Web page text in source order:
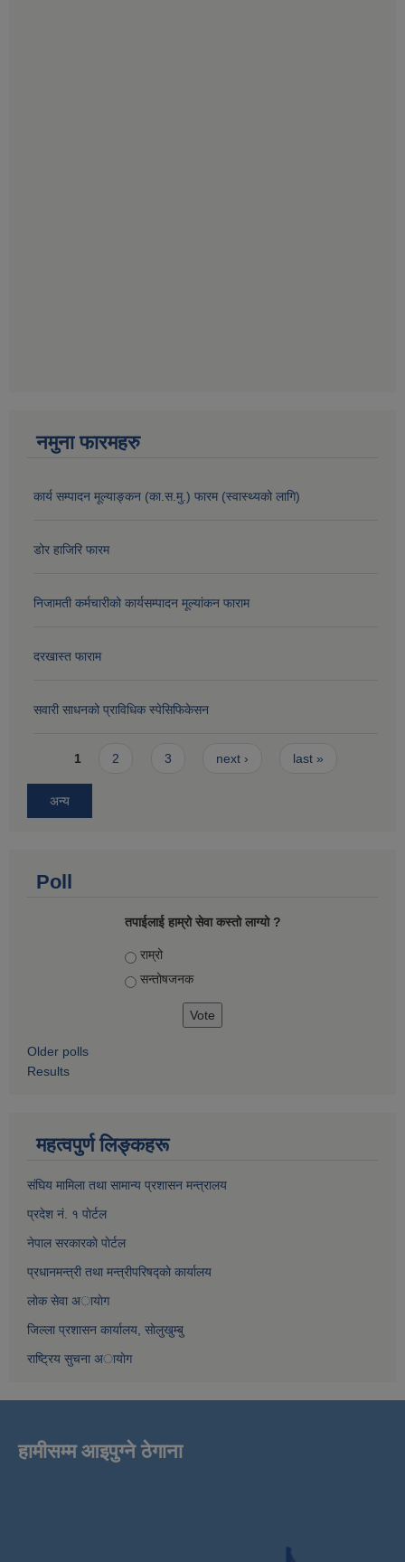
नमुना फारमहरु
कार्य सम्पादन मूल्याङ्कन (का.स.मु.) फारम (स्वास्थ्यको लागि)
डोर हाजिरि फारम
निजामती कर्मचारीको कार्यसम्पादन मूल्यांकन फाराम
दरखास्त फाराम
सवारी साधनको प्राविधिक स्पेसिफिकेसन
Pages
1 2 3 next › last »
अन्य
Poll
तपाईलाई हाम्रो सेवा कस्तो लाग्यो ?
Choices
राम्रो
सन्तोषज‍नक
Older polls
Results
महत्वपुर्ण लिङ्कहरू
संघिय मामिला तथा सामान्य प्रशासन मन्त्रालय
प्रदेश नं. १ पाेर्टल
नेपाल सरकारकाे पाेर्टल
प्रधानमन्त्री तथा मन्त्रीपरिषद्काे कार्यालय
लाेक सेवा अायाेग
जिल्ला प्रशासन कार्यालय, साेलुखुम्बु
राष्ट्रिय सुचना अायाेग
हामीसम्म आइपुग्ने ठेगाना